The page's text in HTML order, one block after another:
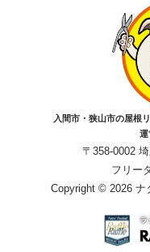
入間市・狭山市の屋根
運
〒358-0002
フリー
Copyright © 2026 ナ